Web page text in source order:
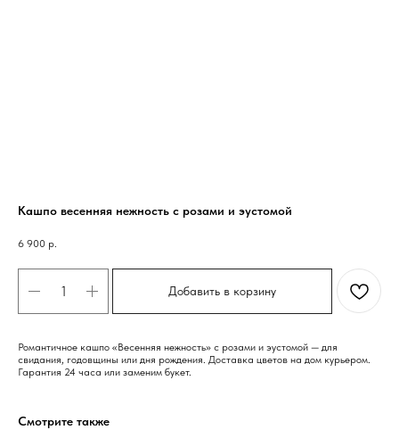
Кашпо весенняя нежность с розами и эустомой
6 900 р.
Добавить в корзину
Романтичное кашпо «Весенняя нежность» с розами и эустомой — для
свидания, годовщины или дня рождения. Доставка цветов на дом курьером.
Гарантия 24 часа или заменим букет.
Смотрите также